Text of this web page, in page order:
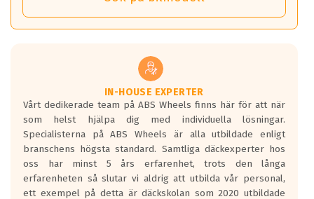
så sparar man 50 liter bränsle med ett
vilken körstil du använder.
Våtgrepp egenskaper:
Betygsskalan är satt A till F. Där A påvisar
den kortaste bromssträckan och F är den
längsta.
Inga D eller G betyg delas ut för
personbilar och lätta lastbilar.
Betyget sätts efter ett test där däcken
IN-HOUSE EXPERTER
Vårt dedikerade team på ABS Wheels finns här för att när
som helst hjälpa dig med individuella lösningar.
Specialisterna på ABS Wheels är alla utbildade enligt
branschens högsta standard. Samtliga däckexperter hos
oss har minst 5 års erfarenhet, trots den långa
erfarenheten så slutar vi aldrig att utbilda vår personal,
ett exempel på detta är däckskolan som 2020 utbildade